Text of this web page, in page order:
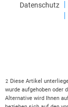
Datenschutz
2
Diese Artikel
wurde aufgehoben oder
Alternative wird Ihnen